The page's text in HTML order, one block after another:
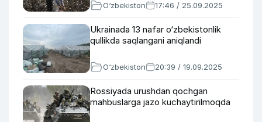
O‘zbekiston 17:46 / 25.09.2025
Ukrainada 13 nafar o‘zbekistonlik
qullikda saqlangani aniqlandi
O‘zbekiston 20:39 / 19.09.2025
Rossiyada urushdan qochgan
mahbuslarga jazo kuchaytirilmoqda